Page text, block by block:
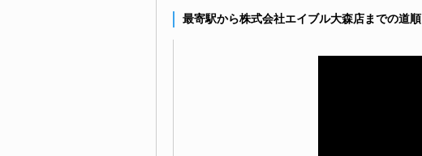
最寄駅から株式会社エイブル大森店までの道順